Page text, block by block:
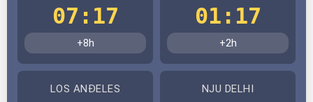
07:17
+8h
01:17
+2h
LOS ANĐELES NJU DELHI